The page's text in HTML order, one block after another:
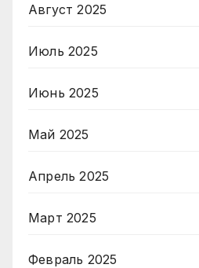
Август 2025
Июль 2025
Июнь 2025
Май 2025
Апрель 2025
Март 2025
Февраль 2025